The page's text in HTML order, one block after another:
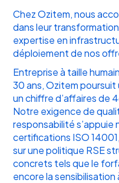
Chez Ozitem, nous
dans leur
expertise en
déploiement de nos
Entreprise à taille
30 ans, Ozitem
un chiffre d’affaires de
Notre exigence de
responsabilité s’appuie
certifications ISO
sur une politique RSE
concrets tels que le
encore la